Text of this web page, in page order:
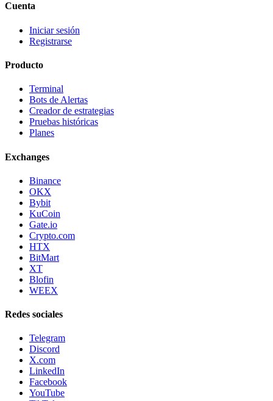
Cuenta
Iniciar sesión
Registrarse
Producto
Terminal
Bots de Alertas
Creador de estrategias
Pruebas históricas
Planes
Exchanges
Binance
OKX
Bybit
KuCoin
Gate.io
Crypto.com
HTX
BitMart
XT
Blofin
WEEX
Redes sociales
Telegram
Discord
X.com
LinkedIn
Facebook
YouTube